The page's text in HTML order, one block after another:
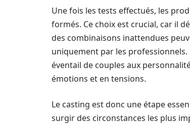
Une fois les tests effectués, les
formés. Ce choix est crucial, car il
des combinaisons inattendues
uniquement par les professionnels.
éventail de couples aux
émotions et en tensions.
Le casting est donc une étape
surgir des circonstances les plus